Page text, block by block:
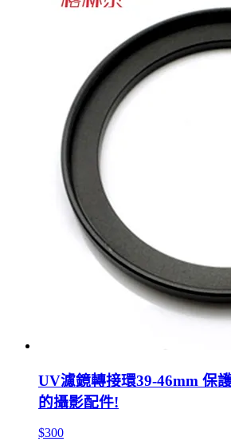
UV濾鏡轉接環39-46mm 保
的攝影配件!
$300